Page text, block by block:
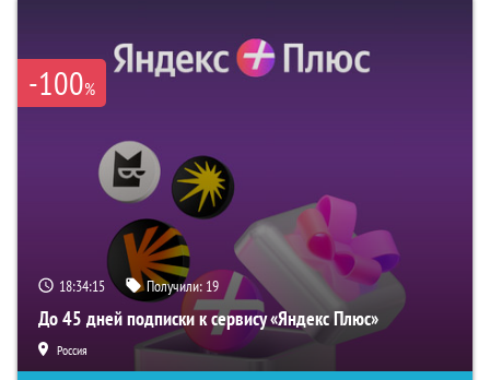
-100%
18:34:14 Получили: 19
До 45 дней подписки к сервису «Яндекс Плюс»
Россия